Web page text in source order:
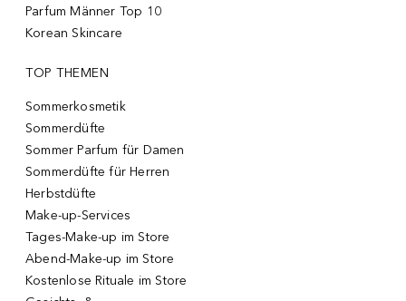
Parfum Männer Top 10
Korean Skincare
TOP THEMEN
Sommerkosmetik
Sommerdüfte
Sommer Parfum für Damen
Sommerdüfte für Herren
Herbstdüfte
Make-up-Services
Tages-Make-up im Store
Abend-Make-up im Store
Kostenlose Rituale im Store